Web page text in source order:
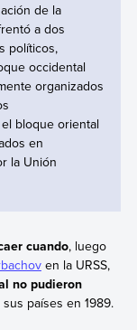
de la
a dos
políticos,
occidental
organizados
bloque oriental
en
la Unión
cuando, luego
en la URSS,
no pudieron
países en 1989.